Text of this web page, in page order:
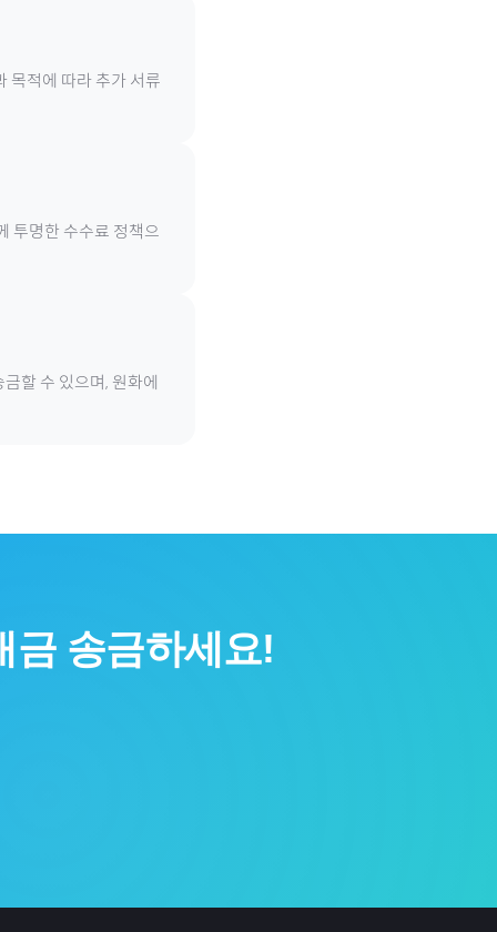
목적에 따라 추가 서류
투명한 수수료 정책으
할 수 있으며, 원화에
송금하세요!